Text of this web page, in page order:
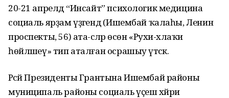
20-21 апрелдә “Инсайт” психологик медицина
социаль ярҙам үҙәгендә (Ишембай ҡалаһы, Ленин
проспекты, 56) ата-әсәләр өсөн «Рухи-әхлаҡи
һөйләшеү» тип аталған осрашыу үтәсәк.
Рәсәй Президенты Грантына Ишембай районы
муниципаль районы социаль үҫеш хәйриә